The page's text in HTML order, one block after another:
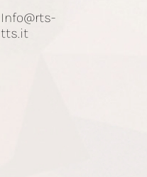
Info@rts-
tts.it